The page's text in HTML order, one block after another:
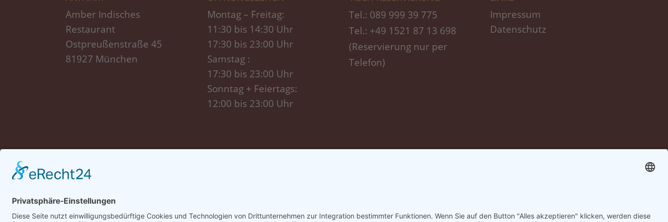
Amber Indisches
Restaurant
Ostpreußenstraße 45
81927 München
Montag – Freitag:
11:30 bis 14:30 Uhr
17:30 bis 23:00 Uhr
Samstag :
17:30 bis 23:00 Uhr
Sonntag + Feiertags:
12:00 bis 23:00 Uhr
Tel.: 089 999 39 775
Tel.: +49 1521 87 13 698
(Reservierung nur per
Telefon)
Impressum
Datenschutz